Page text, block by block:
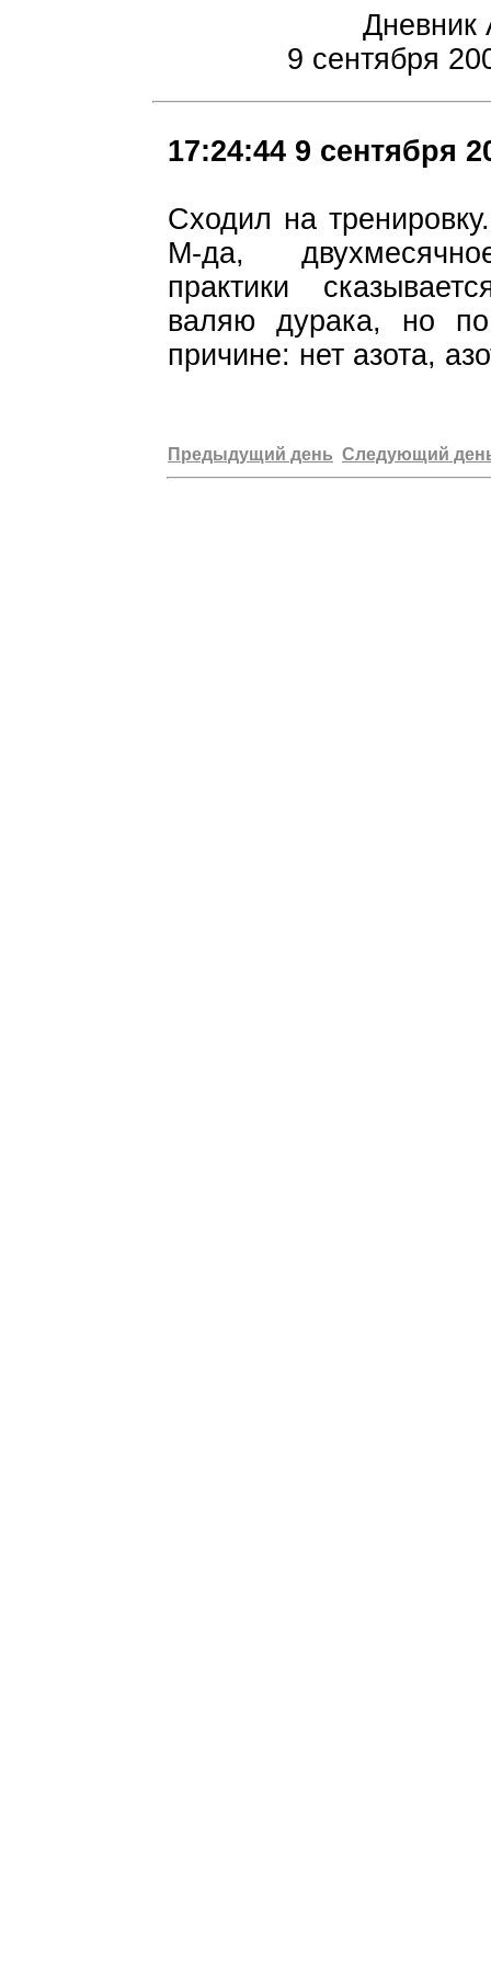
Дневник
9 сентября
17:24:44 9 сентября
Сходил на
М-да,
практики
валяю дурака, но по
причине: нет азота,
Предыдущий день Следующий